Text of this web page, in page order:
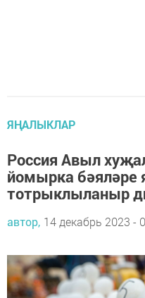
ЯҢАЛЫКЛАР
Россия Авыл
йомырка бәяләре
тотрыклыланыр
автор, 14 декабрь 2023 -